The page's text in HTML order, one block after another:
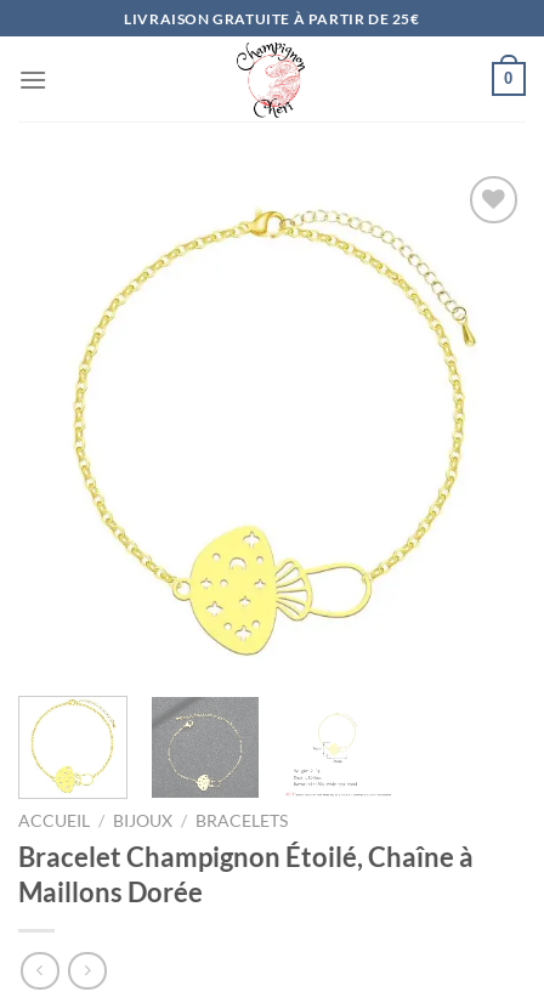
au
contenu
LIVRAISON GRATUITE À PARTIR DE 25€
0
liste
d’envies
ACCUEIL / BIJOUX / BRACELETS
Bracelet Champignon Étoilé, Chaîne à
Maillons Dorée